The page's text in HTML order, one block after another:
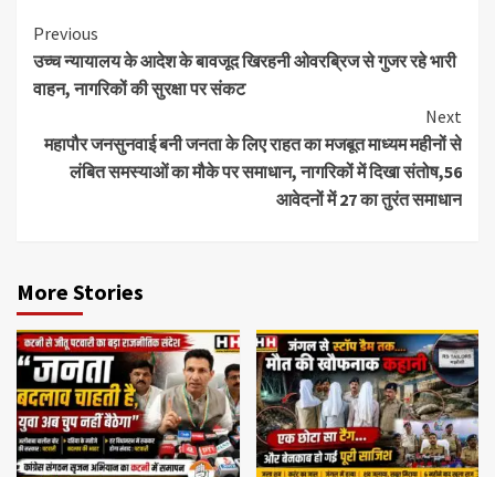
Previous
उच्च न्यायालय के आदेश के बावजूद खिरहनी ओवरब्रिज से गुजर रहे भारी
वाहन, नागरिकों की सुरक्षा पर संकट
Next
महापौर जनसुनवाई बनी जनता के लिए राहत का मजबूत माध्यम महीनों से
लंबित समस्याओं का मौके पर समाधान, नागरिकों में दिखा संतोष,56
आवेदनों में 27 का तुरंत समाधान
More Stories